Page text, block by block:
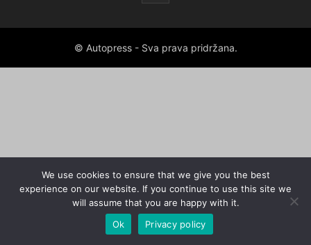
© Autopress - Sva prava pridržana.
We use cookies to ensure that we give you the best
experience on our website. If you continue to use this site we
will assume that you are happy with it.
Ok
Privacy policy